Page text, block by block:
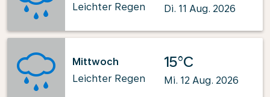
Leichter Regen
Di. 11 Aug. 2026
Mittwoch
Leichter Regen
15°C
Mi. 12 Aug. 2026